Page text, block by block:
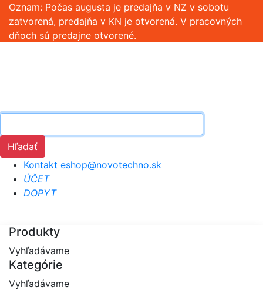
Oznam: Počas augusta je predajňa v NZ v sobotu
zatvorená, predajňa v KN je otvorená. V pracovných
dňoch sú predajne otvorené.
Hľadať
Kontakt eshop@novotechno.sk
ÚČET
DOPYT
Produkty
Vyhľadávame
Kategórie
Vyhľadávame